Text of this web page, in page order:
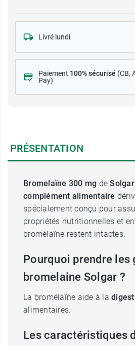
Livré lundi
Paiement 100% sécurisé (CB,
Pay)
PRÉSENTATION
Bromelaïne 300 mg deSolgar
complément alimentaire
spécialement conçu pour
propriétés nutritionnelles et
bromélaïne restent intactes.
Pourquoi prendre les
bromelaine Solgar ?
La bromélaïne aide à la
alimentaires.
Les caractéristiques